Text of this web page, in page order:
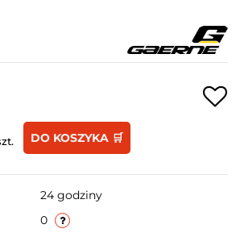
DO KOSZYKA 🛒
24 godziny
0